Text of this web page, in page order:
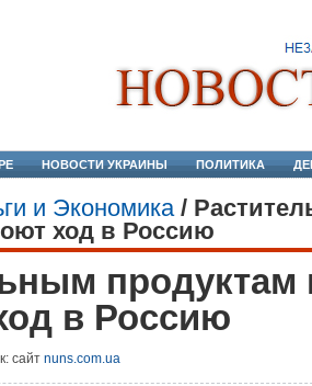
НОВОСТИ УКРАИНЫ ПОЛИТИКА
и Экономика/
ход в Россию
продуктам
в Россию
сайт nuns.com.ua